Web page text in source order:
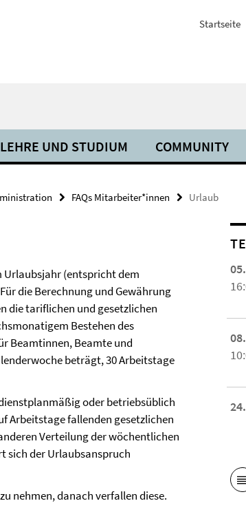
Startseite
LEHRE UND STUDIUM COMMUNITY
FAQs Mitarbeiter*innen Urlaub
Urlaubsjahr (entspricht dem
die Berechnung und Gewährung
die tariflichen und gesetzlichen
Bestehen des
Beamtinnen, Beamte und
beträgt, 30 Arbeitstage
oder betriebsüblich
Arbeitstage fallenden gesetzlichen
Verteilung der wöchentlichen
sich der Urlaubsanspruch
nehmen, danach verfallen diese.